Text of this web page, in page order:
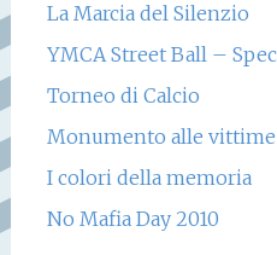
La Marcia del Silenzio
YMCA Street Ball –
Torneo di Calcio
Monumento alle vittime
I colori della memoria
No Mafia Day 2010